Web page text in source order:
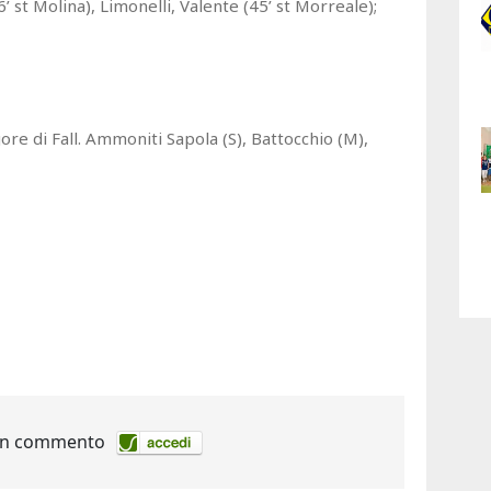
st Molina), Limonelli, Valente (45’ st Morreale);
di Fall. Ammoniti Sapola (S), Battocchio (M),